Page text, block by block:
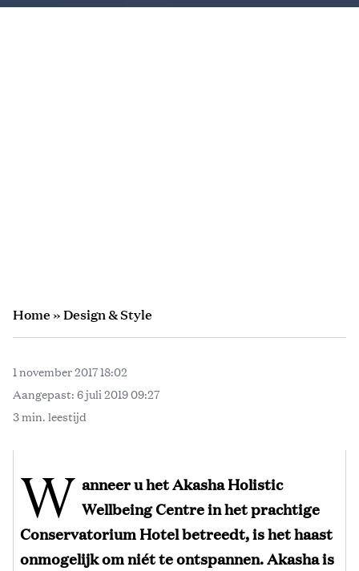
Home»Design & Style
1 november 2017 18:02
Aangepast: 6 juli 2019 09:27
3 min. leestijd
W anneer u het Akasha Holistic
Wellbeing Centre in het prachtige
Conservatorium Hotel betreedt, is het haast
onmogelijk om niét te ontspannen. Akasha is